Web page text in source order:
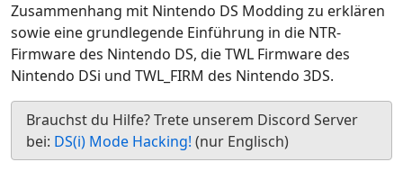
Zusammenhang mit Nintendo DS Modding zu erklären
sowie eine grundlegende Einführung in die NTR-
Firmware des Nintendo DS, die TWL Firmware des
Nintendo DSi und TWL_FIRM des Nintendo 3DS.
Brauchst du Hilfe? Trete unserem Discord Server
bei: DS(i) Mode Hacking! (nur Englisch)